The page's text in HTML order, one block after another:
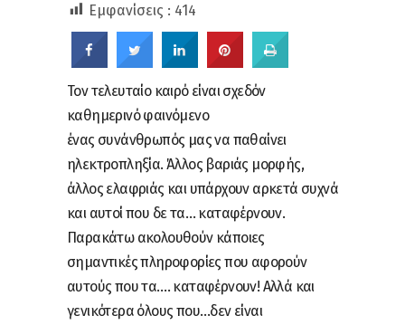
Εμφανίσεις : 414
Τον τελευταίο καιρό είναι σχεδόν
καθημερινό φαινόμενο
ένας συνάνθρωπός μας να παθαίνει
ηλεκτροπληξία. Άλλος βαριάς μορφής,
άλλος ελαφριάς και υπάρχουν αρκετά συχνά
και αυτοί που δε τα… καταφέρνουν.
Παρακάτω ακολουθούν κάποιες
σημαντικές πληροφορίες που αφορούν
αυτούς που τα…. καταφέρνουν! Αλλά και
γενικότερα όλους που…δεν είναι